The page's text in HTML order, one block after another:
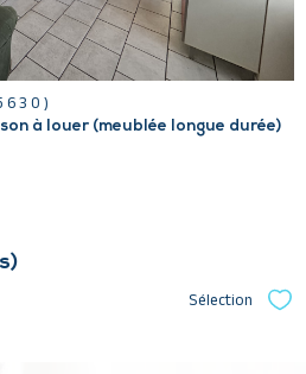
à louer (meublée longue durée)
Sélection